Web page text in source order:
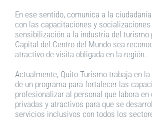
En ese sentido, comunica a la
con las capacitaciones y socializaciones
sensibilización a la industria del turismo
Capital del Centro del Mundo sea
atractivo de visita obligada en la región.
Actualmente, Quito Turismo trabaja en
de un programa para fortalecer las
profesionalizar al personal que labora en
privadas y atractivos para que se
servicios inclusivos con todos los